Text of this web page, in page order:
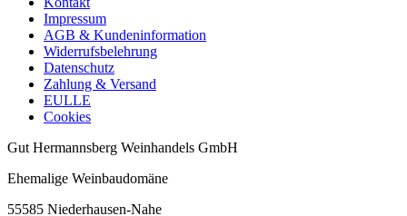
Impressum
AGB & Kundeninformation
Widerrufsbelehrung
Datenschutz
Zahlung & Versand
EULLE
Cookies
Gut Hermannsberg Weinhandels GmbH
Ehemalige Weinbaudomäne
55585 Niederhausen-Nahe